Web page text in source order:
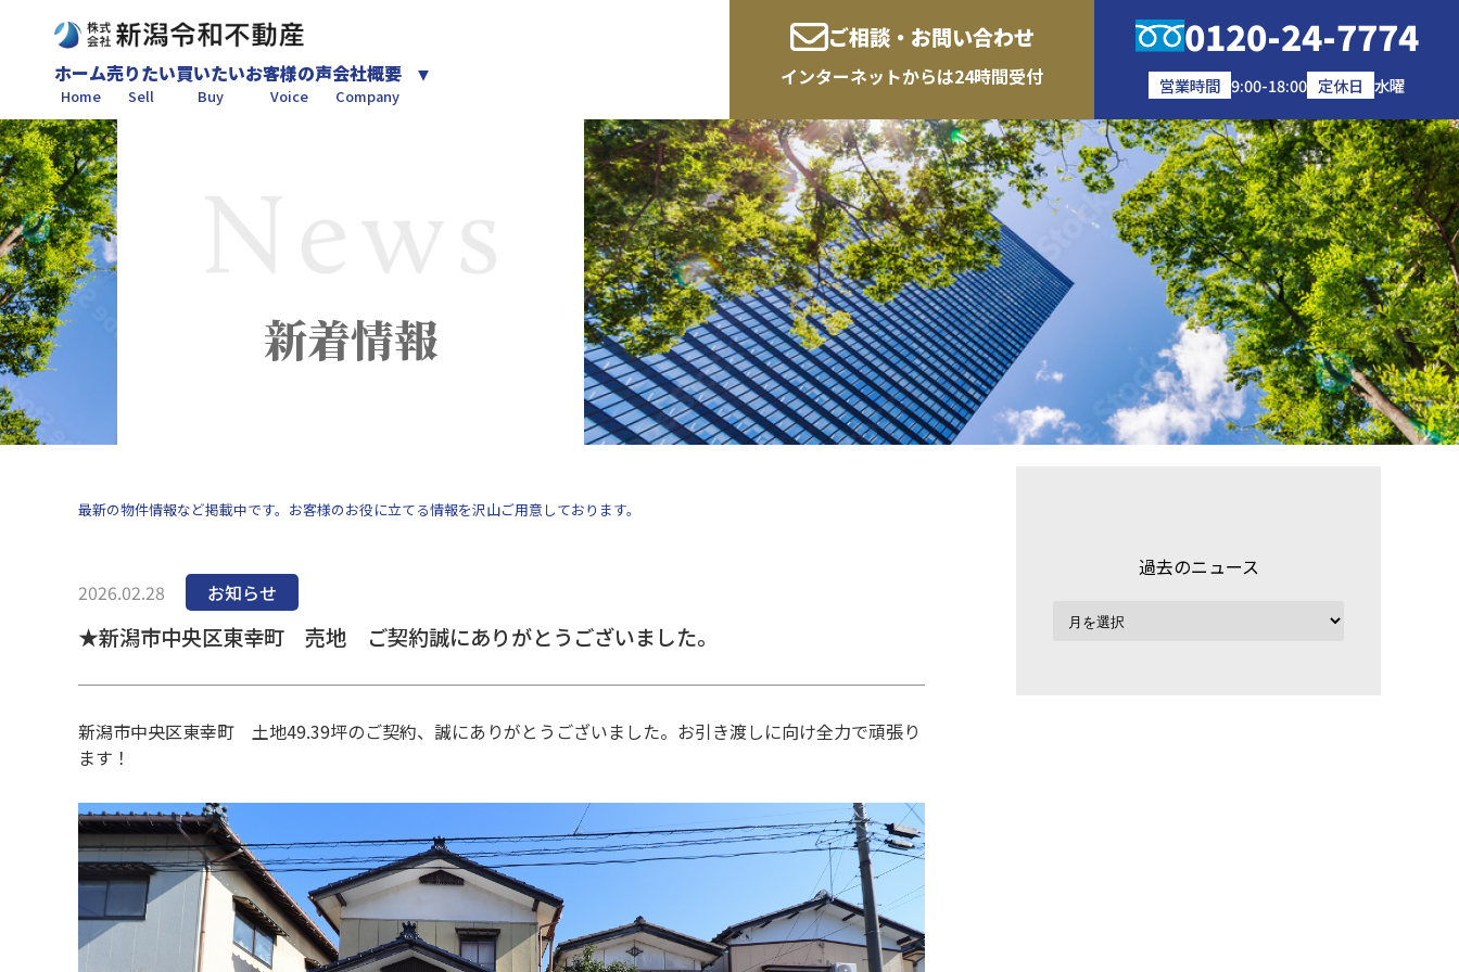
ホーム
Home
売りたい
Sell
買いたい
Buy
お客様の声
Voice
会社概要
Company
ご相談・お問い合わせ
インターネットからは24時間受付
0120-24-7774
営業時間 9:00-18:00 定休日 水曜
新着情報
最新の物件情報など掲載中です。お客様のお役に立てる情報を沢山ご用意しております。
2026.02.28 お知らせ
★新潟市中央区東幸町 売地 ご契約誠にありがとうございました。
新潟市中央区東幸町 土地49.39坪のご契約、誠にありがとうございました。お引き渡しに向け全力で頑張り
ます！
過去のニュース